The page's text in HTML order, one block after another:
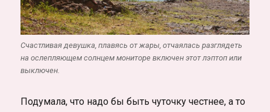
Счастливая девушка, плавясь от жары, отчаялась разглядеть
на ослепляющем солнцем мониторе включен этот лэптоп или
выключен.
Подумала, что надо бы быть чуточку честнее, а то